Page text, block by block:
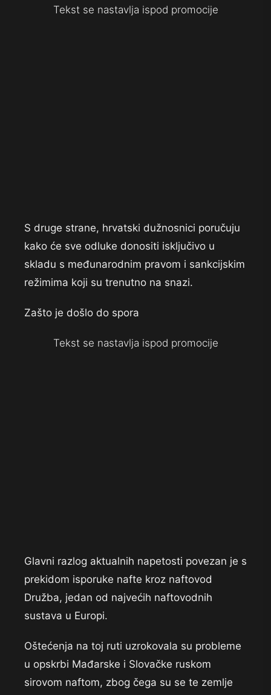
Tekst se nastavlja ispod promocije
S druge strane, hrvatski dužnosnici poručuju
kako će sve odluke donositi isključivo u
skladu s međunarodnim pravom i sankcijskim
režimima koji su trenutno na snazi.
Zašto je došlo do spora
Tekst se nastavlja ispod promocije
Glavni razlog aktualnih napetosti povezan je s
prekidom isporuke nafte kroz naftovod
Družba, jedan od najvećih naftovodnih
sustava u Europi.
Oštećenja na toj ruti uzrokovala su probleme
u opskrbi Mađarske i Slovačke ruskom
sirovom naftom, zbog čega su se te zemlje